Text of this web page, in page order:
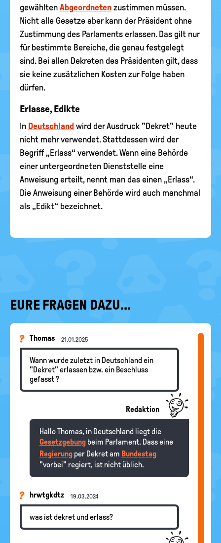
gewählten Abgeordneten zustimmen müssen.
Nicht alle Gesetze aber kann der Präsident ohne
Zustimmung des Parlaments erlassen. Das gilt nur
für bestimmte Bereiche, die genau festgelegt
sind. Bei allen Dekreten des Präsidenten gilt, dass
sie keine zusätzlichen Kosten zur Folge haben
dürfen.
Erlasse, Edikte
In Deutschland wird der Ausdruck "Dekret" heute
nicht mehr verwendet. Stattdessen wird der
Begriff „Erlass“ verwendet. Wenn eine Behörde
einer untergeordneten Dienststelle eine
Anweisung erteilt, nennt man das einen „Erlass“.
Die Anweisung einer Behörde wird auch manchmal
als „Edikt“ bezeichnet.
EURE FRAGEN DAZU...
Thomas 21.01.2025
Wann wurde zuletzt in Deutschland ein
"Dekret" erlassen bzw. ein Beschluss
gefasst ?
Redaktion
Hallo Thomas, in Deutschland liegt die
Gesetzgebung beim Parlament. Dass eine
Regierung per Dekret am Bundestag
"vorbei" regiert, ist nicht üblich.
hrwtgkdtz 19.03.2024
was ist dekret und erlass?